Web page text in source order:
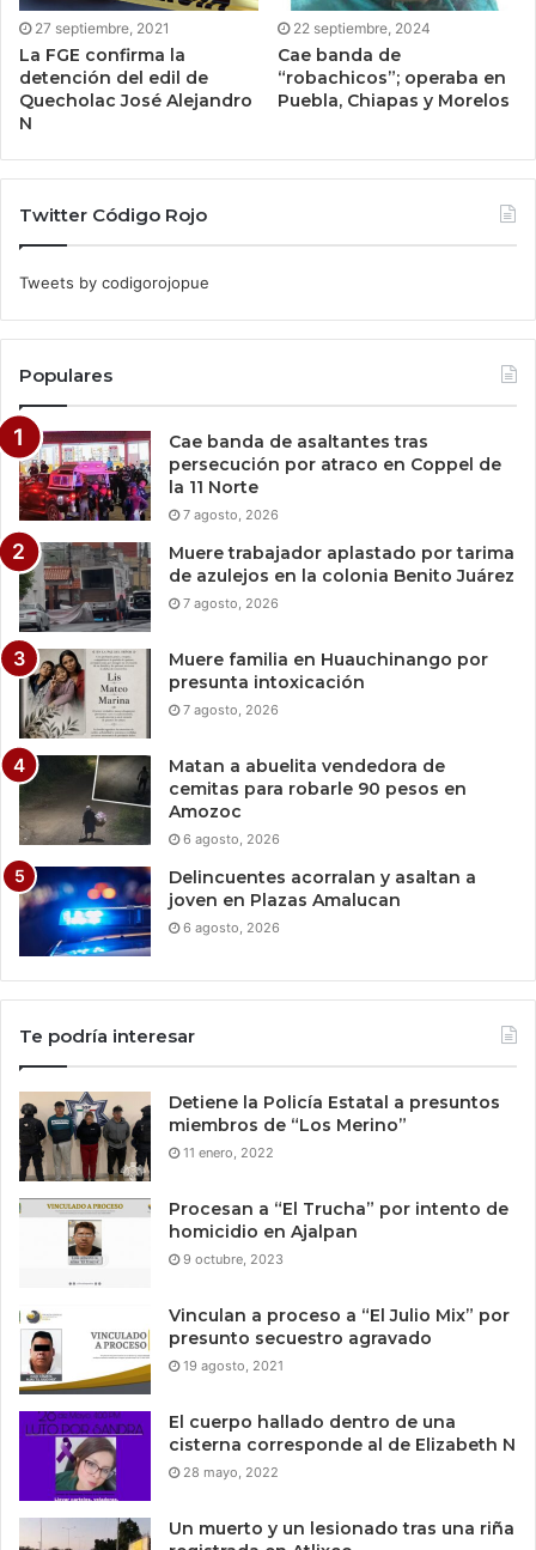
27 septiembre, 2021
La FGE confirma la
detención del edil de
Quecholac José Alejandro
N
22 septiembre, 2024
Cae banda de
“robachicos”; operaba en
Puebla, Chiapas y Morelos
Twitter Código Rojo
Tweets by codigorojopue
Populares
Cae banda de asaltantes tras
persecución por atraco en Coppel de
la 11 Norte
7 agosto, 2026
Muere trabajador aplastado por tarima
de azulejos en la colonia Benito Juárez
7 agosto, 2026
Muere familia en Huauchinango por
presunta intoxicación
7 agosto, 2026
Matan a abuelita vendedora de
cemitas para robarle 90 pesos en
Amozoc
6 agosto, 2026
Delincuentes acorralan y asaltan a
joven en Plazas Amalucan
6 agosto, 2026
Te podría interesar
Detiene la Policía Estatal a presuntos
miembros de “Los Merino”
11 enero, 2022
Procesan a “El Trucha” por intento de
homicidio en Ajalpan
9 octubre, 2023
Vinculan a proceso a “El Julio Mix” por
presunto secuestro agravado
19 agosto, 2021
El cuerpo hallado dentro de una
cisterna corresponde al de Elizabeth N
28 mayo, 2022
Un muerto y un lesionado tras una riña